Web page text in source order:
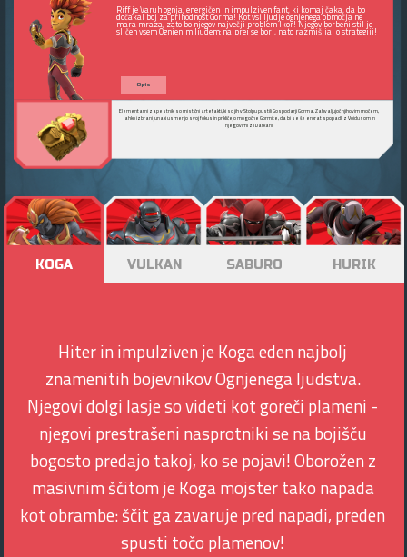
Riff je Varuh ognja, energičen in impulziven fant, ki komaj čaka, da bo
dočakal boj za prihodnost Gorma! Kot vsi ljudje ognjenega območja ne
mara mraza, zato bo njegov največji problem Ikor! Njegov borbeni stil je
sličen vsem Ognjenim ljudem: najprej se bori, nato razmišljaj o strategiji!
Opis
Elementarni zapestniki so mistični artefakti, ki so jih v Stolpu pustili Gospodarji Gorma. Zahvaljujoč njihovim močem,
lahko izbrani junaki usmerijo svoj fokus in prikličejo mogočne Gormite, da bi se še enkrat spopadli z Voidusom in
njegovimi zli Darkani!
KOGA VULKAN SABURO HURIK
Hiter in impulziven je Koga eden najbolj
znamenitih bojevnikov Ognjenega ljudstva.
Njegovi dolgi lasje so videti kot goreči plameni -
njegovi prestrašeni nasprotniki se na bojišču
bogosto predajo takoj, ko se pojavi! Oborožen z
masivnim ščitom je Koga mojster tako napada
kot obrambe: ščit ga zavaruje pred napadi, preden
spusti točo plamenov!